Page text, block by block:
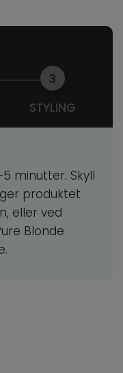
3
STYLING
minutter. Skyll
produktet
eller ved
Blonde